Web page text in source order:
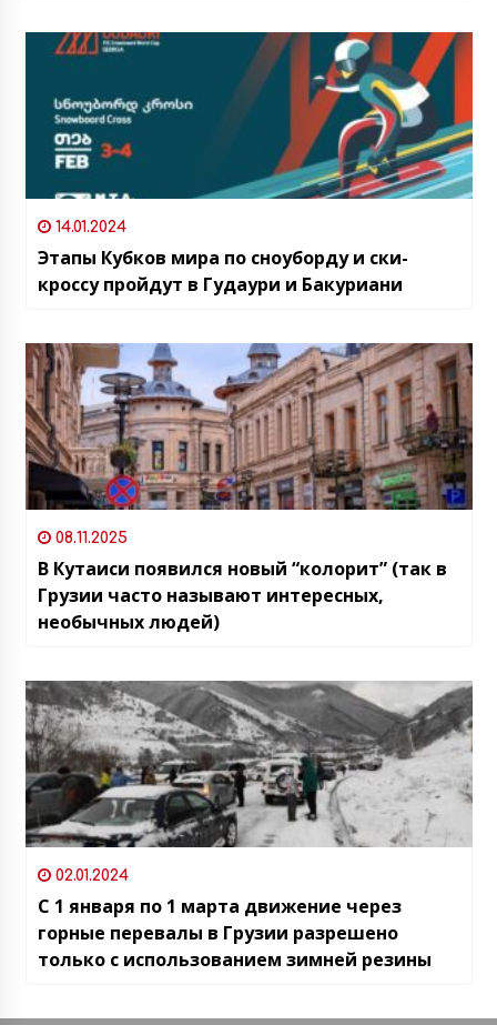
14.01.2024
Этапы Кубков мира по сноуборду и ски-
кроссу пройдут в Гудаури и Бакуриани
08.11.2025
В Кутаиси появился новый “колорит” (так в
Грузии часто называют интересных,
необычных людей)
02.01.2024
С 1 января по 1 марта движение через
горные перевалы в Грузии разрешено
только с использованием зимней резины